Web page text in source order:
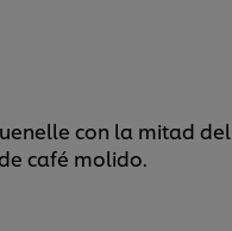
con la mitad del
café molido.